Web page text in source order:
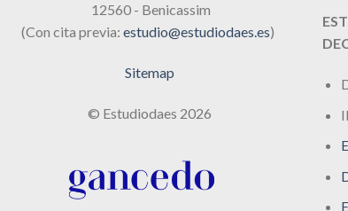
12560 - Benicassim
(Con cita previa:estudio@estudiodaes.es)
Sitemap
© Estudiodaes 2026